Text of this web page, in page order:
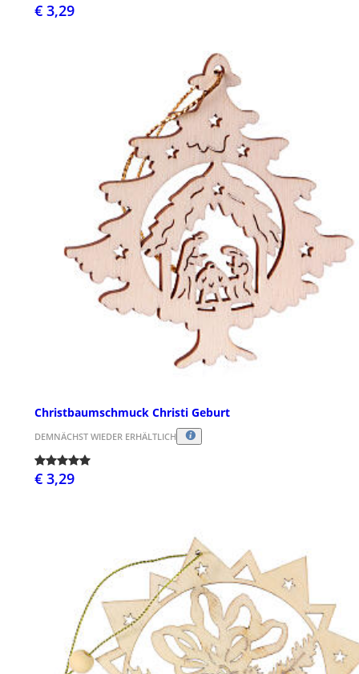
€ 3,29
Christbaumschmuck Christi Geburt
DEMNÄCHST WIEDER ERHÄLTLICH
€ 3,29